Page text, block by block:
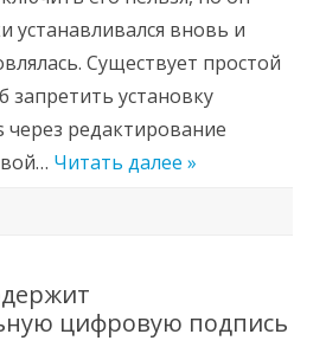
устанавливался вновь и
Существует простой
запретить установку
через редактирование
Читать далее »
цифровую подпись